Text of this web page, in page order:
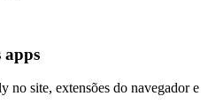
apps
no site, extensões do navegador e